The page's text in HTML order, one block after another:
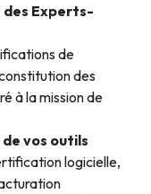
des Experts-
de
des
à la mission de
vos outils
logicielle,